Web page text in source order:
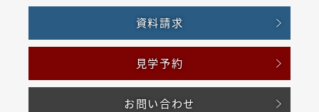
資料請求
見学予約
お問い合わせ